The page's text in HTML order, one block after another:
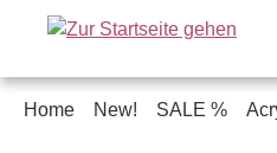
Hauptinhalt springen
Zur Suche springen
Zur Hauptnavigation
Home New! SALE %